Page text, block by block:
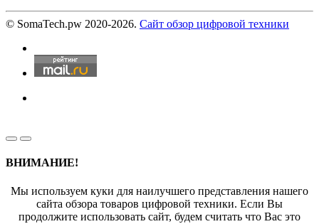
© SomaTech.pw 2020-2026. Сайт обзор цифровой техники
ВНИМАНИЕ!
Мы используем куки для наилучшего представления нашего
сайта обзора товаров цифровой техники. Если Вы
продолжите использовать сайт, будем считать что Вас это